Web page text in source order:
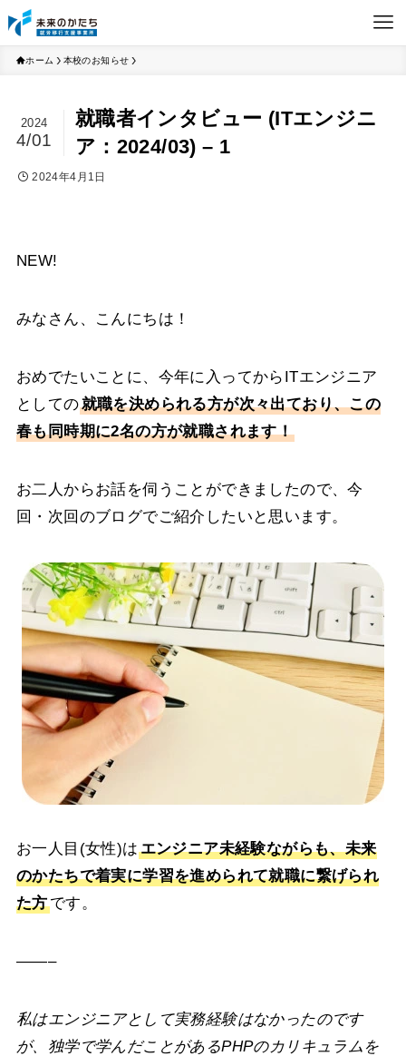
ホーム 本校のお知らせ
就職者インタビュー (ITエンジニ
ア：2024/03) – 1
2024
4/01
2024年4月1日
NEW!
みなさん、こんにちは！
おめでたいことに、今年に入ってからITエンジニア
としての就職を決められる方が次々出ており、この
春も同時期に2名の方が就職されます！
お二人からお話を伺うことができましたので、今
回・次回のブログでご紹介したいと思います。
お一人目(女性)はエンジニア未経験ながらも、未来
のかたちで着実に学習を進められて就職に繋げられ
た方です。
——–
私はエンジニアとして実務経験はなかったのです
が、独学で学んだことがあるPHPのカリキュラムを